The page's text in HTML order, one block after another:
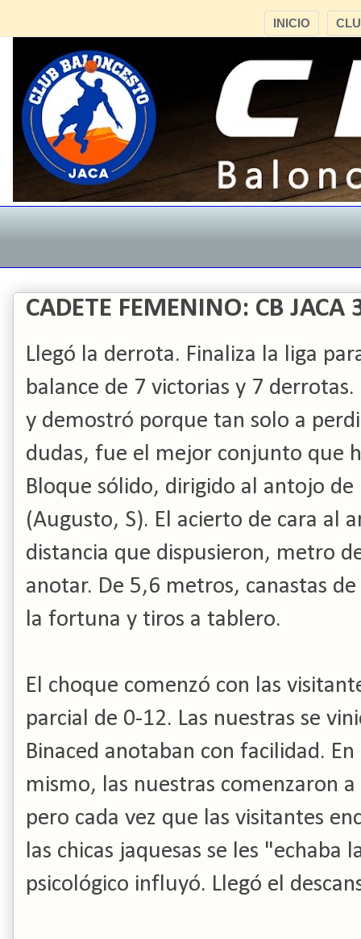
INICIO
CADETE FEMENINO: CB JACA
Llegó la derrota. Finaliza la liga
balance de 7 victorias y 7
y demostró porque tan solo a
dudas, fue el mejor conjunto que
Bloque sólido, dirigido al antojo
(Augusto, S). El acierto de cara al
distancia que dispusieron, metro
anotar. De 5,6 metros, canastas
la fortuna y tiros a tablero.
El choque comenzó con las
parcial de 0-12. Las nuestras se
Binaced anotaban con facilidad.
mismo, las nuestras comenzaron
pero cada vez que las visitantes
las chicas jaquesas se les
psicológico influyó. Llegó el